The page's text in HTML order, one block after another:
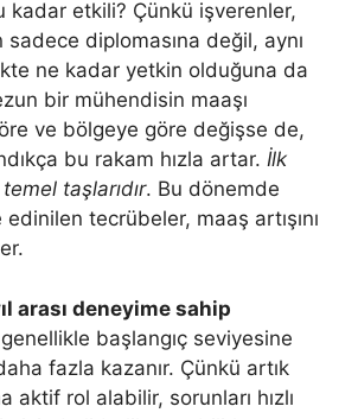
kadar etkili? Çünkü işverenler,
diplomasına değil, aynı
ne kadar yetkin olduğuna da
bir mühendisin maaşı
ve bölgeye göre değişse de,
bu rakam hızla artar. İlk
taşlarıdır. Bu dönemde
tecrübeler, maaş artışını
arası deneyime sahip
başlangıç seviyesine
fazla kazanır. Çünkü artık
aktif rol alabilir, sorunları hızlı